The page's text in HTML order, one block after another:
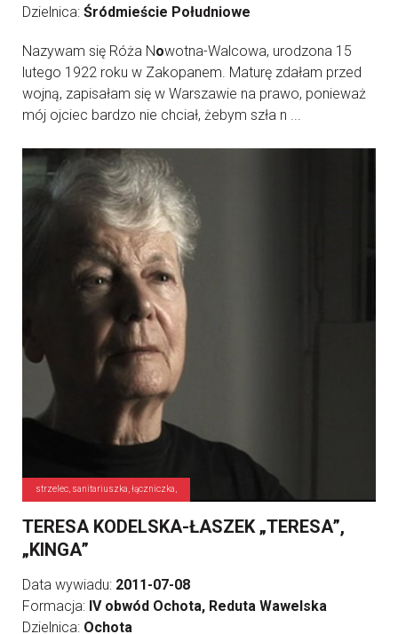
Dzielnica: Śródmieście Południowe
Nazywam się Róża Nowotna-Walcowa, urodzona 15
lutego 1922 roku w Zakopanem. Maturę zdałam przed
wojną, zapisałam się w Warszawie na prawo, ponieważ
mój ojciec bardzo nie chciał, żebym szła n ...
strzelec, sanitariuszka, łączniczka,
TERESA KODELSKA-ŁASZEK „TERESA”,
„KINGA”
Data wywiadu: 2011-07-08
Formacja: IV obwód Ochota, Reduta Wawelska
Dzielnica: Ochota